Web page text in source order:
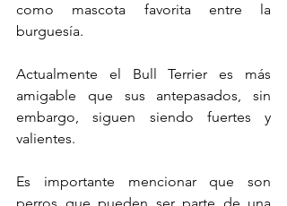
como mascota favorita entre la
burguesía.
Actualmente el Bull Terrier es más
amigable que sus antepasados, sin
embargo, siguen siendo fuertes y
valientes.
Es importante mencionar que son